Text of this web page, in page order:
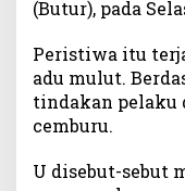
(Butur), pada
Peristiwa itu
adu mulut.
tindakan pelaku
cemburu.
U disebut-sebut